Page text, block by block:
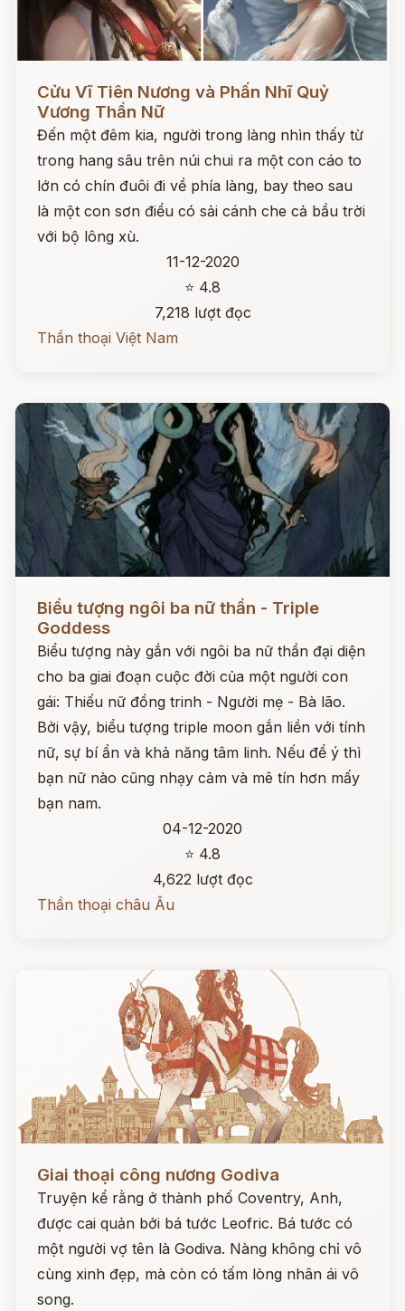
Cửu Vĩ Tiên Nương và Phấn Nhĩ Quỷ
Vương Thần Nữ
Đến một đêm kia, người trong làng nhìn thấy từ
trong hang sâu trên núi chui ra một con cáo to
lớn có chín đuôi đi về phía làng, bay theo sau
là một con sơn điểu có sải cánh che cả bầu trời
với bộ lông xù.
11-12-2020
⭐ 4.8
7,218 lượt đọc
Thần thoại Việt Nam
Đọc ngay
Biểu tượng ngôi ba nữ thần - Triple
Goddess
Biểu tượng này gắn với ngôi ba nữ thần đại diện
cho ba giai đoạn cuộc đời của một người con
gái: Thiếu nữ đồng trinh - Người mẹ - Bà lão.
Bởi vậy, biểu tượng triple moon gắn liền với tính
nữ, sự bí ẩn và khả năng tâm linh. Nếu để ý thì
bạn nữ nào cũng nhạy cảm và mê tín hơn mấy
bạn nam.
04-12-2020
⭐ 4.8
4,622 lượt đọc
Thần thoại châu Âu
Giai thoại công nương Godiva
Truyện kể rằng ở thành phố Coventry, Anh,
được cai quản bởi bá tước Leofric. Bá tước có
một người vợ tên là Godiva. Nàng không chỉ vô
cùng xinh đẹp, mà còn có tấm lòng nhân ái vô
song.